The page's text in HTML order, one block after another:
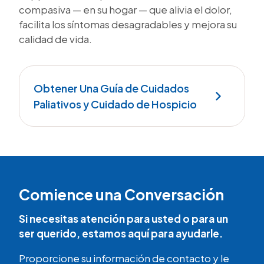
compasiva — en su hogar — que alivia el dolor,
facilita los síntomas desagradables y mejora su
calidad de vida.
Obtener Una Guía de Cuidados
Paliativos y Cuidado de Hospicio
Comience una Conversación
Si necesitas atención para usted o para un
ser querido, estamos aquí para ayudarle.
Proporcione su información de contacto y le